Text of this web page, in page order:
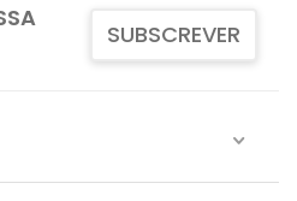
SUBSCREVER